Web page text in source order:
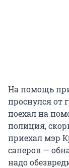
На помощь
проснулся от
поехал на
полиция,
приехал мэр
саперов —
надо